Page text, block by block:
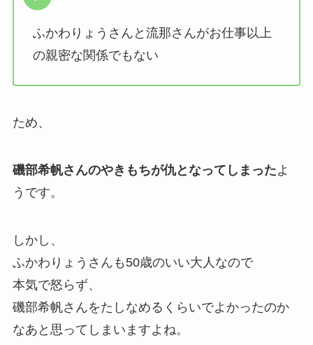
ふかわりょうさんと流那さんがお仕事以上
の親密な関係でもない
ため、
磯部希帆さんのやきもちが仇となってしまったよ
うです。
しかし、
ふかわりょうさんも50歳のいい大人なので
本気で怒らず、
磯部希帆さんをたしなめるくらいでよかったのか
なあと思ってしまいますよね。